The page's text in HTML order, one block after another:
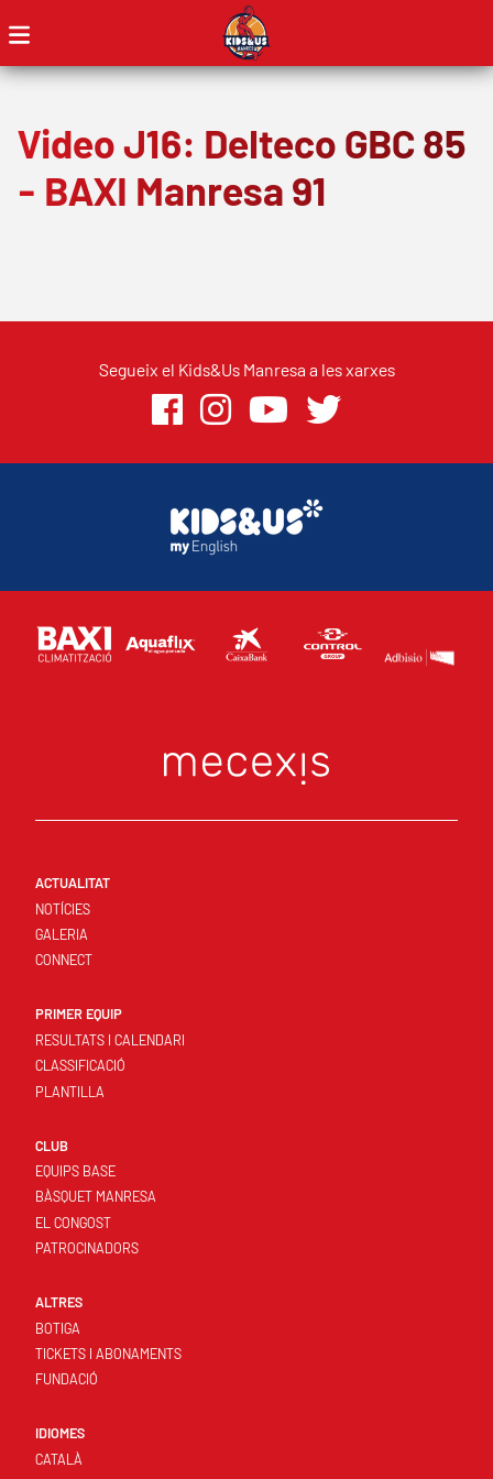
Video J16: Delteco GBC 85
- BAXI Manresa 91
Segueix el Kids&Us Manresa a les xarxes
ACTUALITAT
NOTÍCIES
GALERIA
CONNECT
PRIMER EQUIP
RESULTATS I CALENDARI
CLASSIFICACIÓ
PLANTILLA
CLUB
EQUIPS BASE
BÀSQUET MANRESA
EL CONGOST
PATROCINADORS
ALTRES
BOTIGA
TICKETS I ABONAMENTS
FUNDACIÓ
IDIOMES
CATALÀ